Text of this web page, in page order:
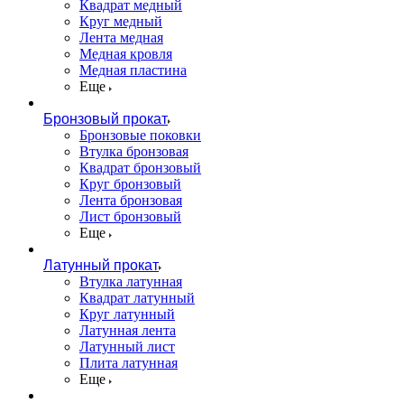
Квадрат медный
Круг медный
Лента медная
Медная кровля
Медная пластина
Еще
Бронзовый прокат
Бронзовые поковки
Втулка бронзовая
Квадрат бронзовый
Круг бронзовый
Лента бронзовая
Лист бронзовый
Еще
Латунный прокат
Втулка латунная
Квадрат латунный
Круг латунный
Латунная лента
Латунный лист
Плита латунная
Еще